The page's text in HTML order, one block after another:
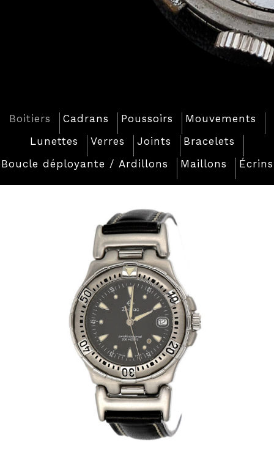
Boitiers Cadrans Poussoirs
Mouvements
Lunettes
Verres Joints
Bracelets
Boucle déployante / Ardillons
Maillons Écrins